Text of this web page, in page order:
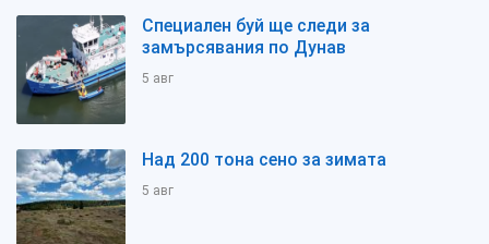
Специален буй ще следи за
замърсявания по Дунав
5 авг
Над 200 тона сено за зимата
5 авг